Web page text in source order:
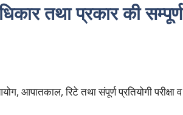
तथा प्रकार की सम्पूर्ण
आपातकाल, रिटे तथा संपूर्ण प्रतियोगी परीक्षा व